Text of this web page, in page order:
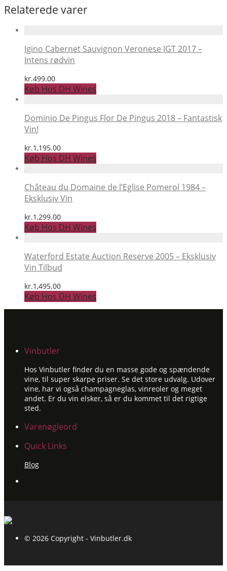
Relaterede varer
Igino Cabernet Sauvignon Veronese IGT 2017 –
Intens rødvin
kr.499.00
Køb Hos DH Wines
Dominio De Pingus Flor De Pingus 2018 – Fantastisk
Vin!
kr.1,195.00
Køb Hos DH Wines
Château du Domaine de l’Eglise Pomerol 1984 –
Eksklusiv Vin
kr.1,299.00
Køb Hos DH Wines
Waterford Estate Auction Reserve 2005 – Eksklusiv
Vin Tilbud
kr.1,495.00
Køb Hos DH Wines
Vinbutler
Hos Vinbutler finder du en masse gode og spændende
vine, til super skarpe priser. Se det store udvalg. Udover
vine, har vi også champagneglas, vinreoler og meget
andet. Er du vin elsker, så er du kommet til det rigtige
sted.
Varenøgleord
Quick Links
Blog
© 2026 Copyright - Vinbutler.dk